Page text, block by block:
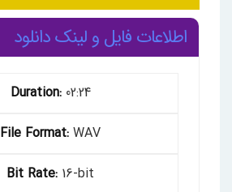
اطلاعات فایل و لینک دانلود
Duration: 02:24
File Format: WAV
Bit Rate: 16-bit